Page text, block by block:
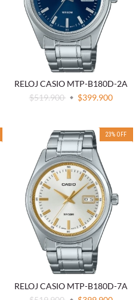
RELOJ CASIO MTP-B180D-2A
$519.900
$399.900
23% OFF
RELOJ CASIO MTP-B180D-7A